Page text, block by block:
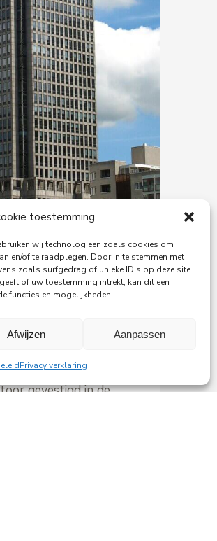
toestemming
wij technologieën zoals cookies om
en/of te raadplegen. Door in te stemmen met
zoals surfgedrag of unieke ID's op deze site
of uw toestemming intrekt, kan dit een
functies en mogelijkheden.
Afwijzen Aanpassen
Privacy verklaring
06-2026
naar de
in Amsterdam
heeft haar
gevestigd in de